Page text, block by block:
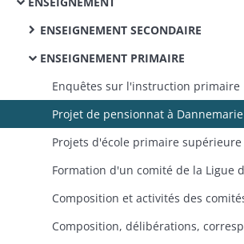
ENSEIGNEMENT SECONDAIRE
ENSEIGNEMENT PRIMAIRE
Enquêtes sur l'instruction primaire
Projet de pensionnat à Dannemarie